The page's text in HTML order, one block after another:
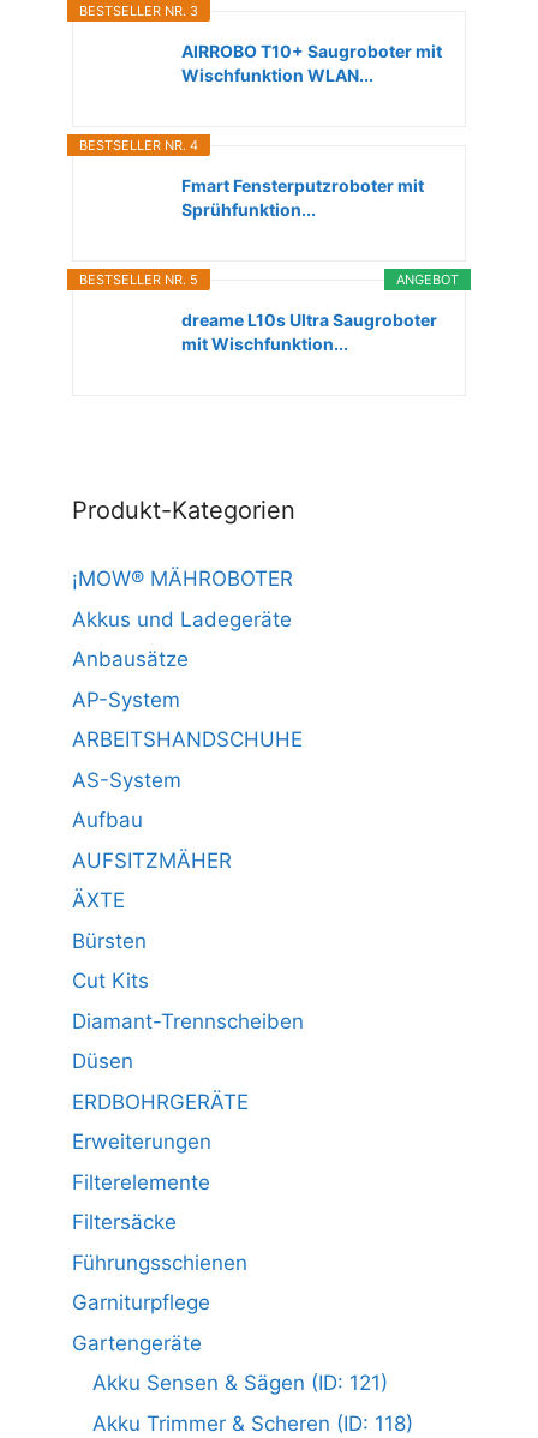
BESTSELLER NR. 3
AIRROBO T10+ Saugroboter mit
Wischfunktion WLAN...
BESTSELLER NR. 4
Fmart Fensterputzroboter mit
Sprühfunktion...
ANGEBOT
BESTSELLER NR. 5
dreame L10s Ultra Saugroboter
mit Wischfunktion...
Produkt-Kategorien
¡MOW® MÄHROBOTER
Akkus und Ladegeräte
Anbausätze
AP-System
ARBEITSHANDSCHUHE
AS-System
Aufbau
AUFSITZMÄHER
ÄXTE
Bürsten
Cut Kits
Diamant-Trennscheiben
Düsen
ERDBOHRGERÄTE
Erweiterungen
Filterelemente
Filtersäcke
Führungsschienen
Garniturpflege
Gartengeräte
Akku Sensen & Sägen (ID: 121)
Akku Trimmer & Scheren (ID: 118)